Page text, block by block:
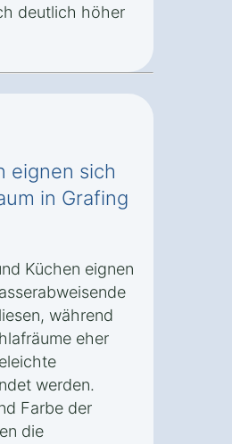
deutlich höher
eignen sich
in Grafing
Küchen eignen
während
eher
werden.
Farbe der
die